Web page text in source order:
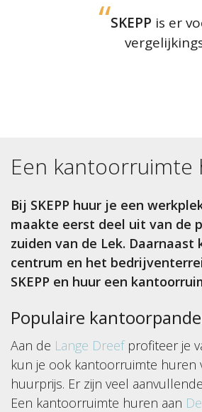
SKEPP is er
Een
Bij SKEPP huur je een
maakte eerst deel uit van de
zuiden van de Lek.
centrum en het
SKEPP en huur een
Populaire
Aan de Lange Dreefprofiteer je
kun je ook kantoorruimte huren
huurprijs. Er zijn veel
Een kantoorruimte huren aan